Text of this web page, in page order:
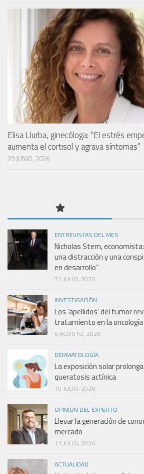
Elisa Llurba, ginecóloga: “El estrés
aumenta el cortisol y agrava síntomas”
29 JUNIO, 2026
ENTREVISTAS DEL MES
Nicholas Stern,
una distracción y una
en desarrollo”
31 JULIO, 2026
INVESTIGACIÓN
Los ‘apellidos’ del tumor
tratamiento en la
5 AGOSTO, 2026
DERMATOLOGÍA
La exposición solar
queratosis actínica
10 JULIO, 2026
OPINIÓN DEL EXPERTO
Llevar la generación de
mercado
11 JULIO, 2026
ACTUALIDAD